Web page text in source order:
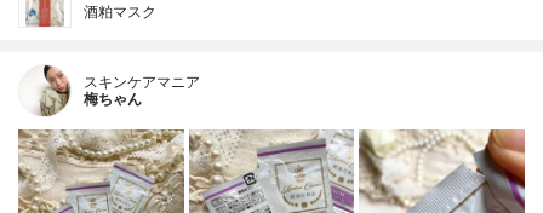
酒粕マスク
スキンケアマニア
梅ちゃん